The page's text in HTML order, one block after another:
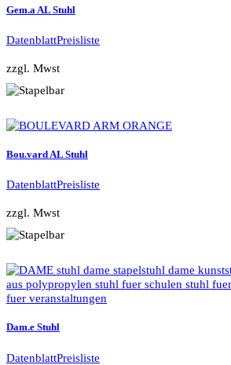
Gem.a AL Stuhl
DatenblattPreisliste
zzgl. Mwst
Bou.vard AL Stuhl
DatenblattPreisliste
zzgl. Mwst
Dam.e Stuhl
DatenblattPreisliste